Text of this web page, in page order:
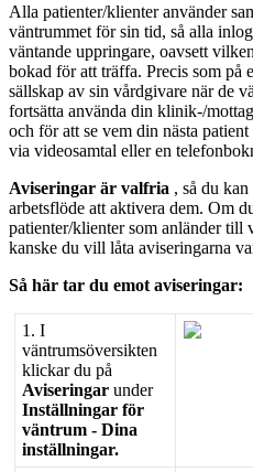
Alla patienter/klienter använder
väntrummet för sin tid, så alla
väntande uppringare, oavsett vilken
bokad för att träffa. Precis som på
sällskap av sin vårdgivare när de vä
fortsätta använda din klinik-/
och för att se vem din nästa patient
via videosamtal eller en
Aviseringar är valfria , så du kan
arbetsflöde att aktivera dem. Om
patienter/klienter som anländer till
kanske du vill låta aviseringarna
Så här tar du emot aviseringar:
1 . I
väntrumsöversikten
klickar du på
Aviseringar under
Inställningar för
väntrum - Dina
inställningar.